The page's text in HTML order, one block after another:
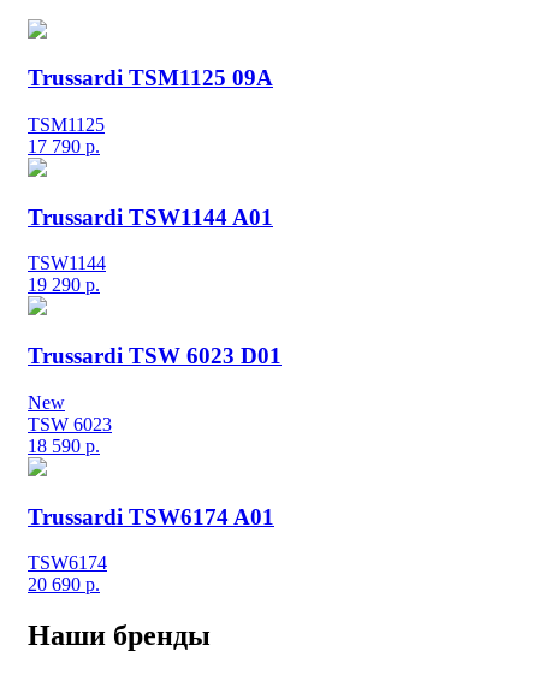
Trussardi TSM1125 09A
TSM1125
17 790 р.
Trussardi TSW1144 A01
TSW1144
19 290 р.
Trussardi TSW 6023 D01
New
TSW 6023
18 590 р.
Trussardi TSW6174 A01
TSW6174
20 690 р.
Наши бренды